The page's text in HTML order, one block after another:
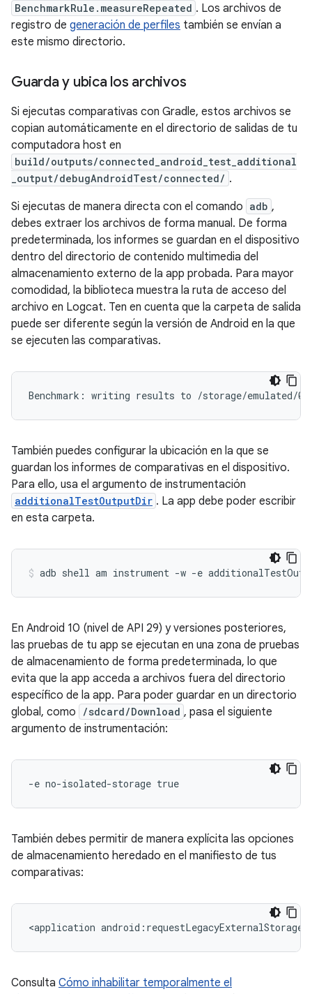
BenchmarkRule.measureRepeated . Los archivos de
registro de generación de perfiles también se envían a
este mismo directorio.
Guarda y ubica los archivos
Si ejecutas comparativas con Gradle, estos archivos se
copian automáticamente en el directorio de salidas de tu
computadora host en
build/outputs/connected_android_test_additional
_output/debugAndroidTest/connected/ .
Si ejecutas de manera directa con el comando adb ,
debes extraer los archivos de forma manual. De forma
predeterminada, los informes se guardan en el dispositivo
dentro del directorio de contenido multimedia del
almacenamiento externo de la app probada. Para mayor
comodidad, la biblioteca muestra la ruta de acceso del
archivo en Logcat. Ten en cuenta que la carpeta de salida
puede ser diferente según la versión de Android en la que
se ejecuten las comparativas.
También puedes configurar la ubicación en la que se
guardan los informes de comparativas en el dispositivo.
Para ello, usa el argumento de instrumentación
additionalTestOutputDir . La app debe poder escribir
en esta carpeta.
adb shell am instrument -w -e
En Android 10 (nivel de API 29) y versiones posteriores,
las pruebas de tu app se ejecutan en una zona de pruebas
de almacenamiento de forma predeterminada, lo que
evita que la app acceda a archivos fuera del directorio
específico de la app. Para poder guardar en un directorio
global, como
/sdcard/Download , pasa el siguiente
argumento de instrumentación:
También debes permitir de manera explícita las opciones
de almacenamiento heredado en el manifiesto de tus
comparativas:
<application
Consulta Cómo inhabilitar temporalmente el